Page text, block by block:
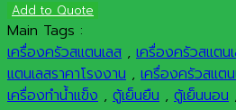
Add to Quote
Main Tags :
เครื่องครัวสแตนเลส , เครื่องครัวสแตน
แตนเลสราคาโรงงาน , เครื่องครัวสแตน
เครื่องทำน้ำแข็ง , ตู้เย็นยืน , ตู้เย็นนอน